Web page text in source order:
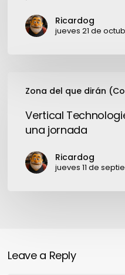
ebook
reader
Ricardog
jueves 21 de
Zona del que dirán
Technologies
Buenos
Aires,
jornada
Vertical
una jornada
Ricardog
jueves 11 de
Leave a Reply